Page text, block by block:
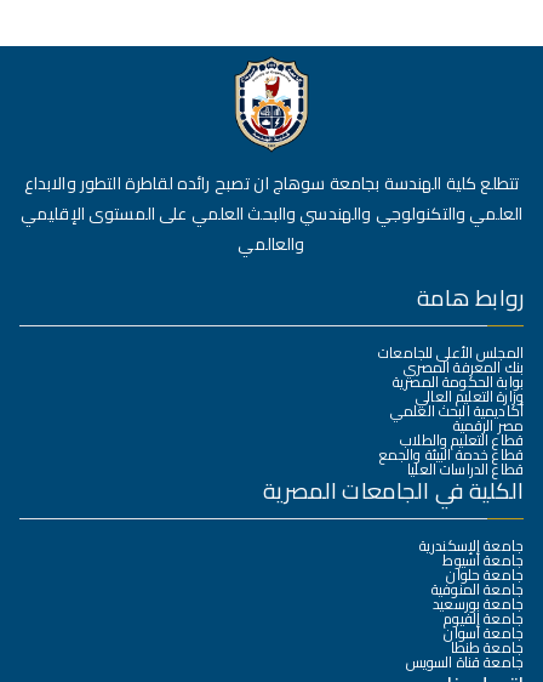
تتطلع كلية الهندسة بجامعة سوهاج ان تصبح رائده لقاطرة التطور والابداع
العلمي والتكنولوجي والهندسي والبحث العلمي على المستوى الإقليمي
والعالمي
روابط هامة
المجلس الأعلى للجامعات
بنك المعرفة المصري
بوابة الحكومة المصرية
وزارة التعليم العالي
أكاديمية البحث العلمي
مصر الرقمية
قطاع التعليم والطلاب
قطاع خدمة البيئة والجمع
قطاع الدراسات العليا
الكلية في الجامعات المصرية
جامعة الإسكندرية
جامعة أسيوط
جامعة حلوان
جامعة المنوفية
جامعة بورسعيد
جامعة الفيوم
جامعة أسوان
جامعة طنطا
جامعة قناة السويس